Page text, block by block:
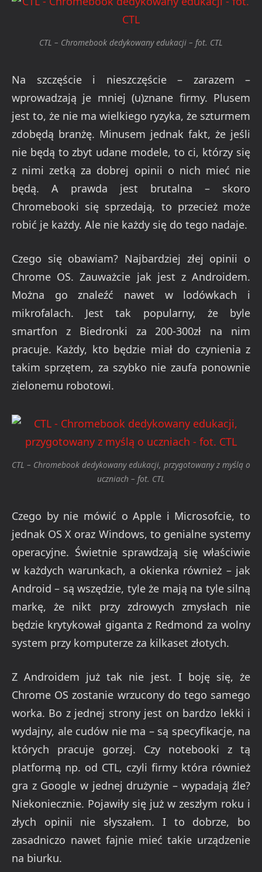
CTL – Chromebook dedykowany edukacji – fot. CTL
Na szczęście i nieszczęście – zarazem –
wprowadzają je mniej (u)znane firmy. Plusem
jest to, że nie ma wielkiego ryzyka, że szturmem
zdobędą branżę. Minusem jednak fakt, że jeśli
nie będą to zbyt udane modele, to ci, którzy się
z nimi zetką za dobrej opinii o nich mieć nie
będą. A prawda jest brutalna – skoro
Chromebooki się sprzedają, to przecież może
robić je każdy. Ale nie każdy się do tego nadaje.
Czego się obawiam? Najbardziej złej opinii o
Chrome OS. Zauważcie jak jest z Androidem.
Można go znaleźć nawet w lodówkach i
mikrofalach. Jest tak popularny, że byle
smartfon z Biedronki za 200-300zł na nim
pracuje. Każdy, kto będzie miał do czynienia z
takim sprzętem, za szybko nie zaufa ponownie
zielonemu robotowi.
CTL – Chromebook dedykowany edukacji, przygotowany z myślą o
uczniach – fot. CTL
Czego by nie mówić o Apple i Microsofcie, to
jednak OS X oraz Windows, to genialne systemy
operacyjne. Świetnie sprawdzają się właściwie
w każdych warunkach, a okienka również – jak
Android – są wszędzie, tyle że mają na tyle silną
markę, że nikt przy zdrowych zmysłach nie
będzie krytykował giganta z Redmond za wolny
system przy komputerze za kilkaset złotych.
Z Androidem już tak nie jest. I boję się, że
Chrome OS zostanie wrzucony do tego samego
worka. Bo z jednej strony jest on bardzo lekki i
wydajny, ale cudów nie ma – są specyfikacje, na
których pracuje gorzej. Czy notebooki z tą
platformą np. od CTL, czyli firmy która również
gra z Google w jednej drużynie – wypadają źle?
Niekoniecznie. Pojawiły się już w zeszłym roku i
złych opinii nie słyszałem. I to dobrze, bo
zasadniczo nawet fajnie mieć takie urządzenie
na biurku.